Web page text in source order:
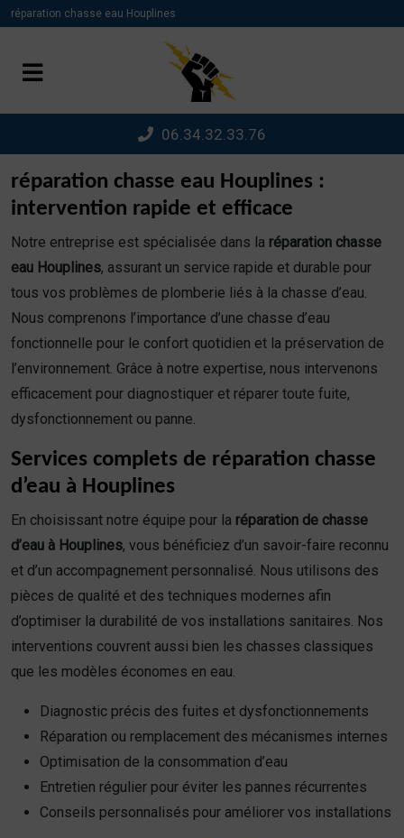
réparation chasse eau Houplines
06.34.32.33.76
réparation chasse eau Houplines :
intervention rapide et efficace
Notre entreprise est spécialisée dans la réparation chasse
eau Houplines, assurant un service rapide et durable pour
tous vos problèmes de plomberie liés à la chasse d’eau.
Nous comprenons l’importance d’une chasse d’eau
fonctionnelle pour le confort quotidien et la préservation de
l’environnement. Grâce à notre expertise, nous intervenons
efficacement pour diagnostiquer et réparer toute fuite,
dysfonctionnement ou panne.
Services complets de réparation chasse
d’eau à Houplines
En choisissant notre équipe pour la réparation de chasse
d’eau à Houplines, vous bénéficiez d’un savoir-faire reconnu
et d’un accompagnement personnalisé. Nous utilisons des
pièces de qualité et des techniques modernes afin
d’optimiser la durabilité de vos installations sanitaires. Nos
interventions couvrent aussi bien les chasses classiques
que les modèles économes en eau.
Diagnostic précis des fuites et dysfonctionnements
Réparation ou remplacement des mécanismes internes
Optimisation de la consommation d’eau
Entretien régulier pour éviter les pannes récurrentes
Conseils personnalisés pour améliorer vos installations
Panneau de gestion des cookies